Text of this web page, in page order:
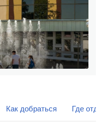
Как добраться Где